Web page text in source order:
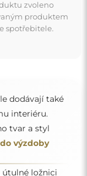
o průměru
objednávku.
projektem na
.